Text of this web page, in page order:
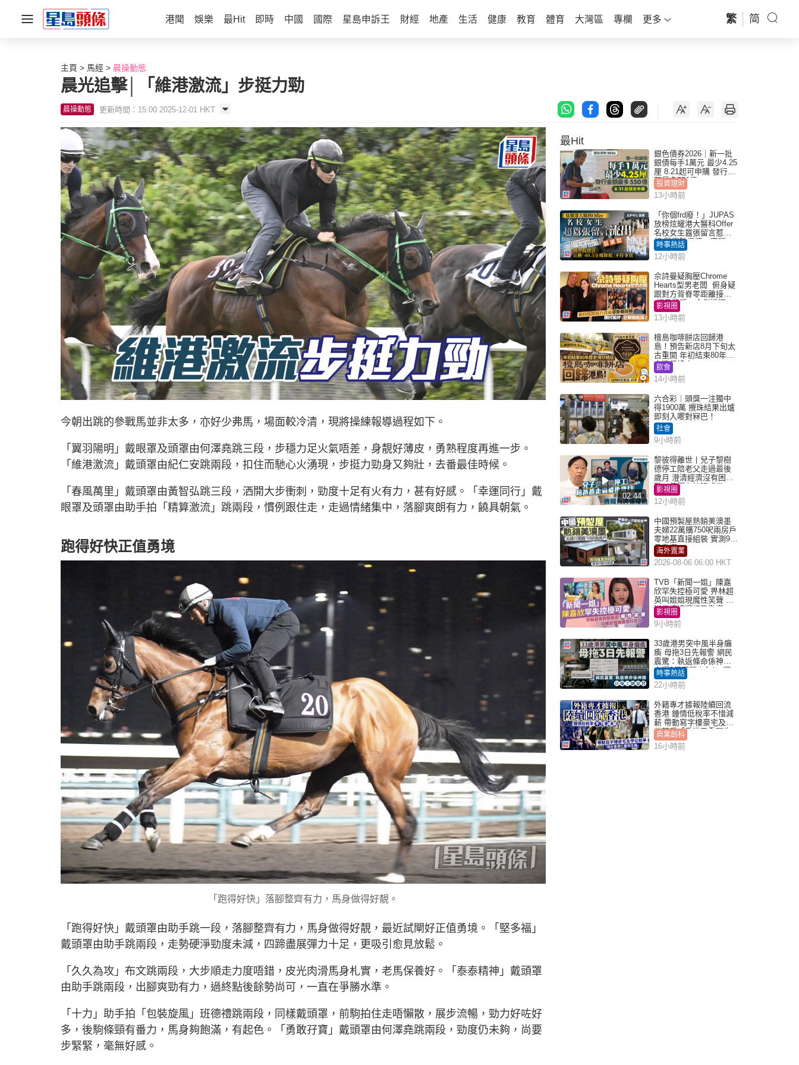
港聞 娛樂 最Hit 即時 中國 國際 星島申訴王 財經 地產 生活 健康 教育 體育 大灣區 專欄 更多 繁 简
主頁 馬經 晨操動態
晨光追擊│「維港激流」步挺力勁
晨操動態 更新時間：15:00 2025-12-01 HKT
今朝出跳的參戰馬並非太多，亦好少弗馬，場面較冷清，現將操練報導過程如下。
「翼羽陽明」戴眼罩及頭罩由何澤堯跳三段，步穩力足火氣唔差，身靚好薄皮，勇熟程度再進一步。
「維港激流」戴頭罩由紀仁安跳兩段，扣住而馳心火湧現，步挺力勁身又夠壯，去番最佳時候。
「春風萬里」戴頭罩由黃智弘跳三段，洒開大步衝刺，勁度十足有火有力，甚有好感。「幸運同行」戴
眼罩及頭罩由助手拍「精算激流」跳兩段，慣例跟住走，走過情緒集中，落腳爽朗有力，饒具朝氣。
跑得好快正值勇境
「跑得好快」落腳整齊有力，馬身做得好靚。
「跑得好快」戴頭罩由助手跳一段，落腳整齊有力，馬身做得好靚，最近試閘好正值勇境。「堅多福」
戴頭罩由助手跳兩段，走勢硬淨勁度未減，四蹄盡展彈力十足，更吸引愈見放鬆。
「久久為攻」布文跳兩段，大步順走力度唔錯，皮光肉滑馬身札實，老馬保養好。「泰泰精神」戴頭罩
由助手跳兩段，出腳爽勁有力，過終點後餘勢尚可，一直在爭勝水準。
「十力」助手拍「包裝旋風」班德禮跳兩段，同樣戴頭罩，前駒拍住走唔懶散，展步流暢，勁力好咗好
多，後駒條頸有番力，馬身夠飽滿，有起色。「勇敢孖寶」戴頭罩由何澤堯跳兩段，勁度仍未夠，尚要
步緊緊，毫無好感。
最Hit
銀色債券2026｜新一批
銀債每手1萬元 最少4.25
厘 8.21起可申購 發行金
額最多550億
投資理財
13小時前
「你個frd廢！」JUPAS
放榜炫耀港大醫科Offer
名校女生囂張留言惹眾
怒 醫學院澄清：宣稱
「40.5分獲錄取」不符事
實｜Juicy叮
時事熱話
12小時前
佘詩曼疑胸壓Chrome
Hearts型男老闆 俯身疑
跟對方背脊零距離接觸
網民驚呼：企側邊唔
得？
影視圈
13小時前
檀島咖啡餅店回歸港
島！預告新店8月下旬太
古重開 年初結束80年歷
史灣仔總店
飲食
14小時前
六合彩︱頭獎一注獨中
得1900萬 攪珠結果出爐
即刻入嚟對冧巴！
社會
9小時前
02:44
黎彼得離世丨兒子黎樹
德停工陪老父走過最後
歲月 澄清經濟沒有困
難：傳聞有誇張成份
影視圈
12小時前
中國預製屋熱銷美澳墨
夫婦22萬購750呎兩房戶
零地基直接組裝 實測9個
月激讚
海外置業
2026-08-06 06:00 HKT
TVB「新聞一姐」陳嘉
欣罕失控極可愛 畀林超
英叫姐姐現魔性笑聲 自
嘲是姨姨獲網民激讚
影視圈
9小時前
33歲港男突中風半身癱
瘓 母拖3日先報警 網民
震驚：執返條命係神蹟
自爆2個惡習｜Juicy叮
時事熱話
22小時前
外籍專才據報陸續回流
香港 鍾情低稅率不惜減
薪 帶動寫字樓豪宅及學
位競爭「香港已重現生
機」
商業創科
16小時前